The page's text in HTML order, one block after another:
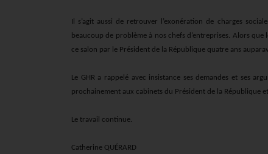
Il s’agit aussi de retrouver l’exonération de charges
beaucoup de problème à nos chefs d’entreprises. Alors que l
ce salon par le Président de la République quatre ans
Le GHR a rappelé avec insistance ses demandes et ses
prochainement aux cabinets du Président de la République
Le travail continue.
Catherine QUÉRARD